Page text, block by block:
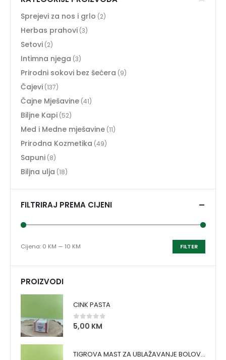
Sprejevi za nos i grlo (2)
Herbas prahovi (3)
Setovi (2)
Intimna njega (3)
Prirodni sokovi bez šećera (9)
Čajevi (137)
Čajne Mješavine (41)
Biljne Kapi (52)
Med i Medne mješavine (11)
Prirodna Kozmetika (49)
Sapuni (8)
Biljna ulja (18)
FILTRIRAJ PREMA CIJENI
FILTER
Cijena: 0 KM — 10 KM
PROIZVODI
CINK PASTA
0 out of 5
5,00 KM
TIGROVA MAST ZA UBLAŽAVANJE BOLOVA I ZAGRIJAVANJE MIŠIĆA